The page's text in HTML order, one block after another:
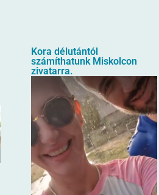
Kora délutántól
számíthatunk Miskolcon
zivatarra.